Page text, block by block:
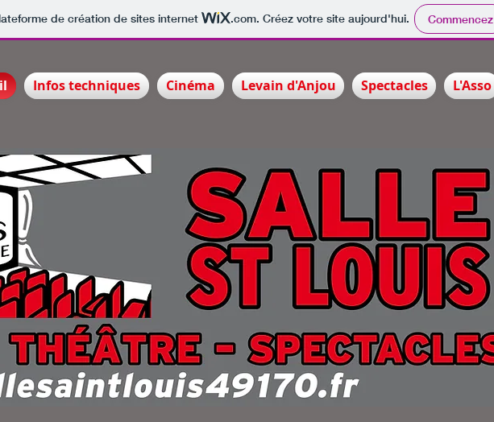
de création de sites internet .com. Créez votre site aujourd'hui. Commencez
Infos techniques Cinéma Levain d'Anjou Spectacles L'Asso